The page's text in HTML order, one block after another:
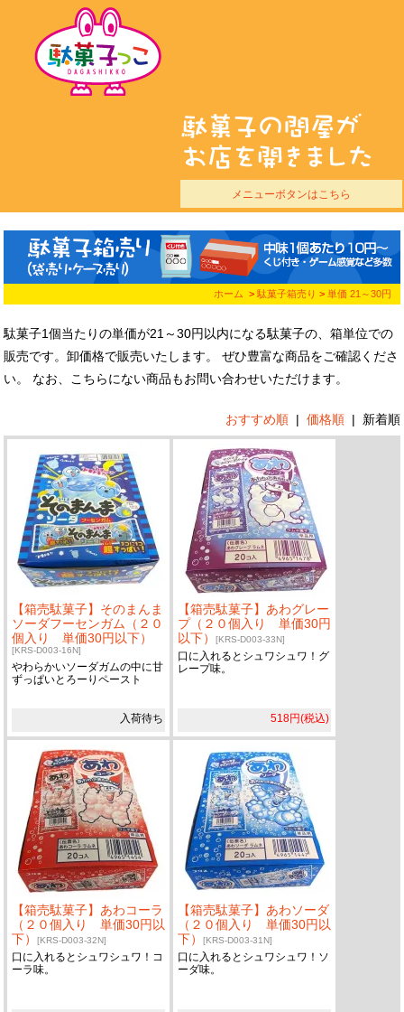
メニューボタンはこちら
ホーム > 駄菓子箱売り > 単価 21～30円
駄菓子1個当たりの単価が21～30円以内になる駄菓子の、箱単位での
販売です。卸価格で販売いたします。
ぜひ豊富な商品をご確認くださ
い。 なお、こちらにない商品もお問い合わせいただけます。
おすすめ順| 価格順| 新着順
【箱売駄菓子】そのまんま
ソーダフーセンガム（２０
個入り 単価30円以下）
[KRS-D003-16N]
やわらかいソーダガムの中に甘
ずっぱいとろーりペースト
入荷待ち
【箱売駄菓子】あわグレー
プ（２０個入り 単価30円
以下）[KRS-D003-33N]
口に入れるとシュワシュワ！グ
レープ味。
518円(税込)
【箱売駄菓子】あわコーラ
（２０個入り 単価30円以
下）[KRS-D003-32N]
口に入れるとシュワシュワ！コ
ーラ味。
【箱売駄菓子】あわソーダ
（２０個入り 単価30円以
下）[KRS-D003-31N]
口に入れるとシュワシュワ！ソ
ーダ味。